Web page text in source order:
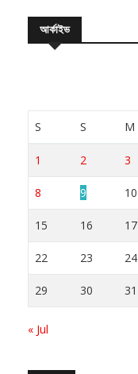
আর্কাইভ
1 2 3
8 9 10
15 16 17
22 23 24
29 30 31